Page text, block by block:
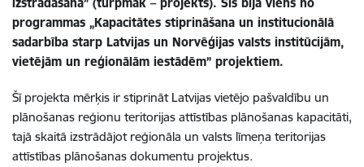
programmas „Kapacitātes stiprināšana un institucionālā
sadarbība starp Latvijas un Norvēģijas valsts institūcijām,
vietējām un reģionālām iestādēm” projektiem.
Šī projekta mērķis ir stiprināt Latvijas vietējo pašvaldību un
plānošanas reģionu teritorijas attīstības plānošanas kapacitāti,
tajā skaitā izstrādājot reģionāla un valsts līmeņa teritorijas
attīstības plānošanas dokumentu projektus.